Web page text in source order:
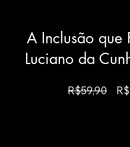
A Inclusão que
Luciano da
R$59,90